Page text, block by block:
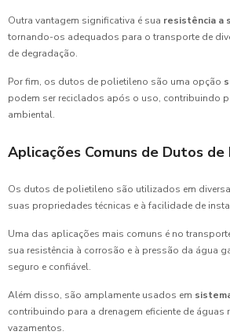
Outra vantagem significativa é sua resistência a
tornando-os adequados para o transporte de
de degradação.
Por fim, os dutos de polietileno são uma opção
podem ser reciclados após o uso, contribuindo
ambiental.
Aplicações Comuns de Dutos
Os dutos de polietileno são utilizados em
suas propriedades técnicas e à facilidade de
Uma das aplicações mais comuns é no
sua resistência à corrosão e à pressão da água
seguro e confiável.
Além disso, são amplamente usados em
contribuindo para a drenagem eficiente de águas
vazamentos.